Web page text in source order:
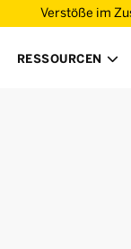
Verstöße im
RESSOURCEN 